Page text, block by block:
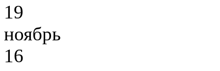
19
ноябрь
16